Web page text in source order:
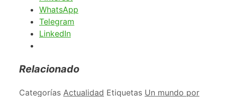
WhatsApp
Telegram
LinkedIn
Relacionado
Categorías Actualidad Etiquetas Un mundo por